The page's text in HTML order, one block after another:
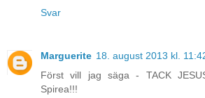
Svar
Marguerite 18. august 2013 kl.
Först vill jag säga - TACK
Spirea!!!